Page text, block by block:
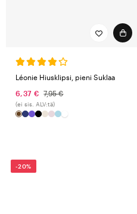
Léonie Hiusklipsi, pieni Suklaa
6,37 €
7,95 €
(ei sis. ALV:tä)
-20%